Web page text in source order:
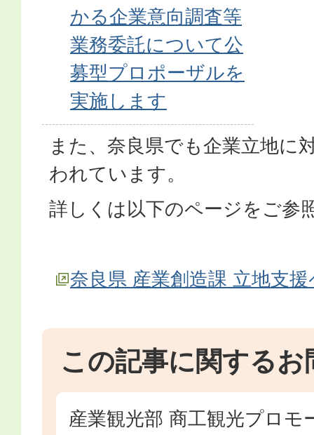
かる企業意向調査等
業務委託について公
募型プロポーザルを
実施します
また、奈良県でも企業立地に
われています。
詳しくは以下のページをご参
奈良県 産業創造課 立地支
この記事に関するお
産業観光部 商工観光プロモ